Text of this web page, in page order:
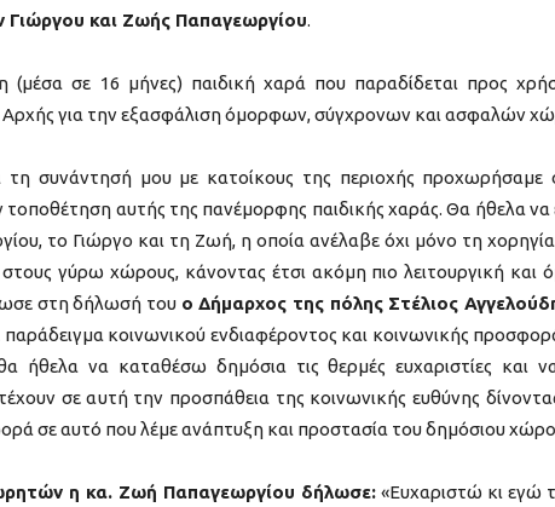
Γιώργου και Ζωής Παπαγεωργίου.
(μέσα σε 16 μήνες) παιδική χαρά που παραδίδεται προς
Αρχής για την εξασφάλιση όμορφων, σύγχρονων και ασφαλών
τη συνάντησή μου με κατοίκους της περιοχής
τοποθέτηση αυτής της πανέμορφης παιδικής χαράς. Θα ήθελα
το Γιώργο και τη Ζωή, η οποία ανέλαβε όχι μόνο τη
γύρω χώρους, κάνοντας έτσι ακόμη πιο λειτουργική και
στη δήλωσή του ο Δήμαρχος της πόλης Στέλιος
παράδειγμα κοινωνικού ενδιαφέροντος και κοινωνικής
ήθελα να καταθέσω δημόσια τις θερμές ευχαριστίες και
σε αυτή την προσπάθεια της κοινωνικής ευθύνης
σε αυτό που λέμε ανάπτυξη και προστασία του δημόσιου
η κα. Ζωή Παπαγεωργίου δήλωσε: «Ευχαριστώ κι εγώ